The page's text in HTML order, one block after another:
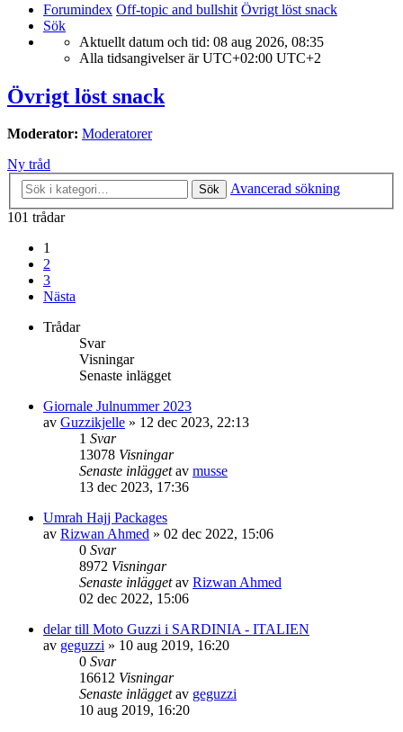
Forumindex Off-topic and bullshit Övrigt löst snack
Sök
Aktuellt datum och tid: 08 aug 2026, 08:35
Alla tidsangivelser är UTC+02:00 UTC+2
Övrigt löst snack
Moderator: Moderatorer
Ny tråd
Sök
Avancerad sökning
101 trådar
1
2
3
Nästa
Trådar
Svar
Visningar
Senaste inlägget
Giornale Julnummer 2023
av Guzzikjelle » 12 dec 2023, 22:13
1 Svar
13078 Visningar
Senaste inläggetav musse
13 dec 2023, 17:36
Umrah Hajj Packages
av Rizwan Ahmed » 02 dec 2022, 15:06
0 Svar
8972 Visningar
Senaste inläggetav Rizwan Ahmed
02 dec 2022, 15:06
delar till Moto Guzzi i SARDINIA - ITALIEN
av geguzzi » 10 aug 2019, 16:20
0 Svar
16612 Visningar
Senaste inläggetav geguzzi
10 aug 2019, 16:20